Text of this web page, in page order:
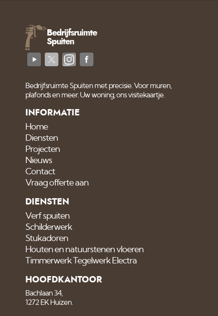
Bedrijfsruimte
Spuiten
Bedrijfsruimte Spuiten met precisie. Voor muren,
plafonds en meer. Uw woning, ons visitekaartje.
INFORMATIE
Home
Diensten
Projecten
Nieuws
Contact
Vraag offerte aan
DIENSTEN
Verf spuiten
Schilderwerk
Stukadoren
Houten en natuurstenen vloeren
Timmerwerk Tegelwerk Electra
HOOFDKANTOOR
Bachlaan 34,
1272 EK Huizen.